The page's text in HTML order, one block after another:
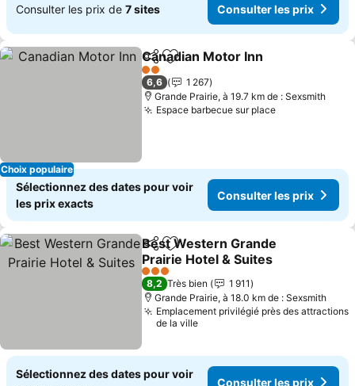
Consulter les prix de 7 sites Consulter les prix
Choix populaire
PartagerAjouter à mes favoris
Canadian Motor Inn
2 Étoiles
6,6
1 267
Grande Prairie, à 19.7 km de : Sexsmith
Espace barbecue sur place
Sélectionnez des dates pour voir
les prix exacts
Consulter les prix
PartagerAjouter à mes favoris
Best Western Grande
Prairie Hotel & Suites
3 Étoiles
8,2 Très bien
1 911
Grande Prairie, à 18.0 km de : Sexsmith
Emplacement privilégié près des attractions
de la ville
Sélectionnez des dates pour voir
Consulter les prix